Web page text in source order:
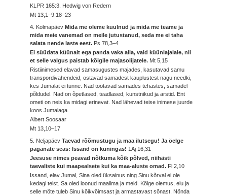
KLPR 165:3. Hedwig von Redern
Mt 13,1–9.18–23
4. KolmapäevMida me oleme kuulnud ja mida me teame ja
mida meie vanemad on meile jutustanud, seda me ei taha
salata nende laste eest. Ps 78,3–4
Ei süüdata küünalt ega panda vaka alla, vaid küünlajalale, nii
et selle valgus paistab kõigile majasolijatele. Mt 5,15
Ristiinimesed elavad samasugustes majades, kasutavad samu
transpordivahendeid, ostavad samadest kauplustest nagu needki,
kes Jumalat ei tunne. Nad töötavad samades tehastes, samadel
põldudel. Nad on õpetlased, teadlased, kunstnikud ja arstid. Ent
ometi on neis ka midagi erinevat. Nad lähevad teise inimese juurde
koos Jumalaga.
Albert Soosaar
Mt 13,10–17
5. NeljapäevTaevad rõõmustugu ja maa ilutsegu! Ja öelge
paganate seas: Issand on kuningas! 1Aj 16,31
Jeesuse nimes peavad nõtkuma kõik põlved, niihästi
taevaliste kui maapealsete kui ka maa-aluste omad. Fl 2,10
Issand, elav Jumal, Sina oled üksainus ning Sinu kõrval ei ole
kedagi teist. Sa oled loonud maailma ja meid. Kõige olemus, elu ja
selle mõte tuleb Sinu kõikvõimsast ja armastavast sõnast. Nõnda